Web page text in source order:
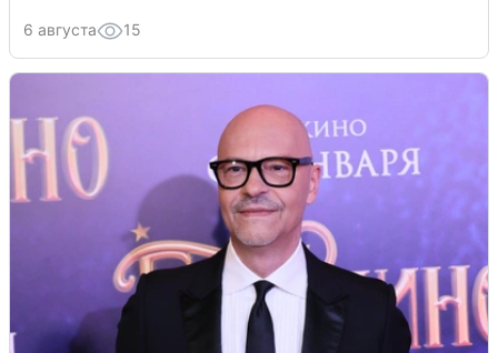
6 августа 15